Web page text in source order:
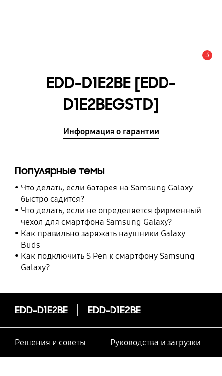
3
EDD-D1E2BE [EDD-
D1E2BEGSTD]
Информация о гарантии
Популярные темы
Что делать, если батарея на Samsung Galaxy
быстро садится?
Что делать, если не определяется фирменный
чехол для смартфона Samsung Galaxy?
Как правильно заряжать наушники Galaxy
Buds
Как подключить S Pen к смартфону Samsung
Galaxy?
EDD-D1E2BE EDD-D1E2BE
Решения и советы Руководства и загрузки